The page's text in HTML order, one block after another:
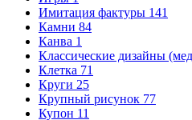
Имитация фактуры 141
Камни 84
Канва 1
Классические дизайны
Клетка 71
Круги 25
Крупный рисунок 77
Купон 11